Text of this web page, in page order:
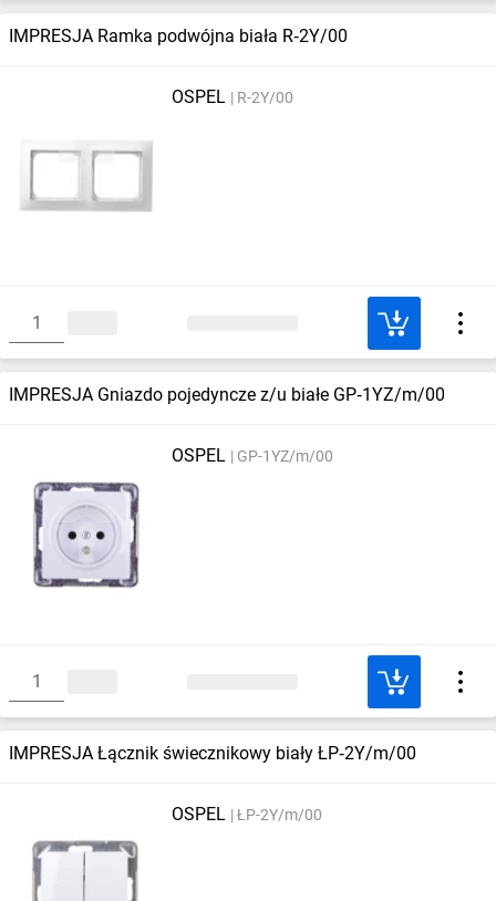
IMPRESJA Ramka podwójna biała R‑2Y/00
OSPEL R-2Y/00
IMPRESJA Gniazdo pojedyncze z/u białe GP‑1YZ/m/00
OSPEL GP-1YZ/m/00
IMPRESJA Łącznik świecznikowy biały ŁP‑2Y/m/00
OSPEL ŁP-2Y/m/00